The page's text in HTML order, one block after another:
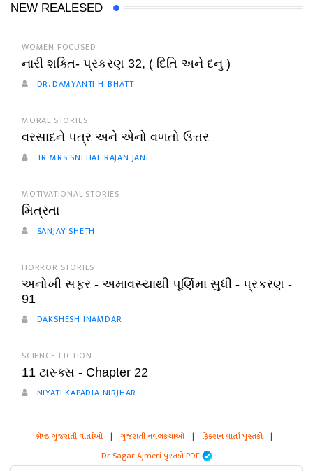
NEW REALESED
WOMEN FOCUSED
નારી શક્તિ- પ્રકરણ 32, ( દિતિ અને દનુ )
DR. DAMYANTI H. BHATT
MORAL STORIES
વરસાદને પત્ર અને એનો વળતો ઉત્તર
TR MRS SNEHAL RAJAN JANI
MOTIVATIONAL STORIES
મિત્રતા
SANJAY SHETH
HORROR STORIES
અનોખી સફર - અમાવસ્યાથી પૂર્ણિમા સુધી - પ્રકરણ -
91
DAKSHESH INAMDAR
SCIENCE-FICTION
11 ટાસ્ક્સ - Chapter 22
NIYATI KAPADIA NIRJHAR
શ્રેષ્ઠ ગુજરાતી વાર્તાઓ | ગુજરાતી નવલકથાઓ | ફિક્શન વાર્તા પુસ્તકો |
Dr Sagar Ajmeri પુસ્તકો PDF